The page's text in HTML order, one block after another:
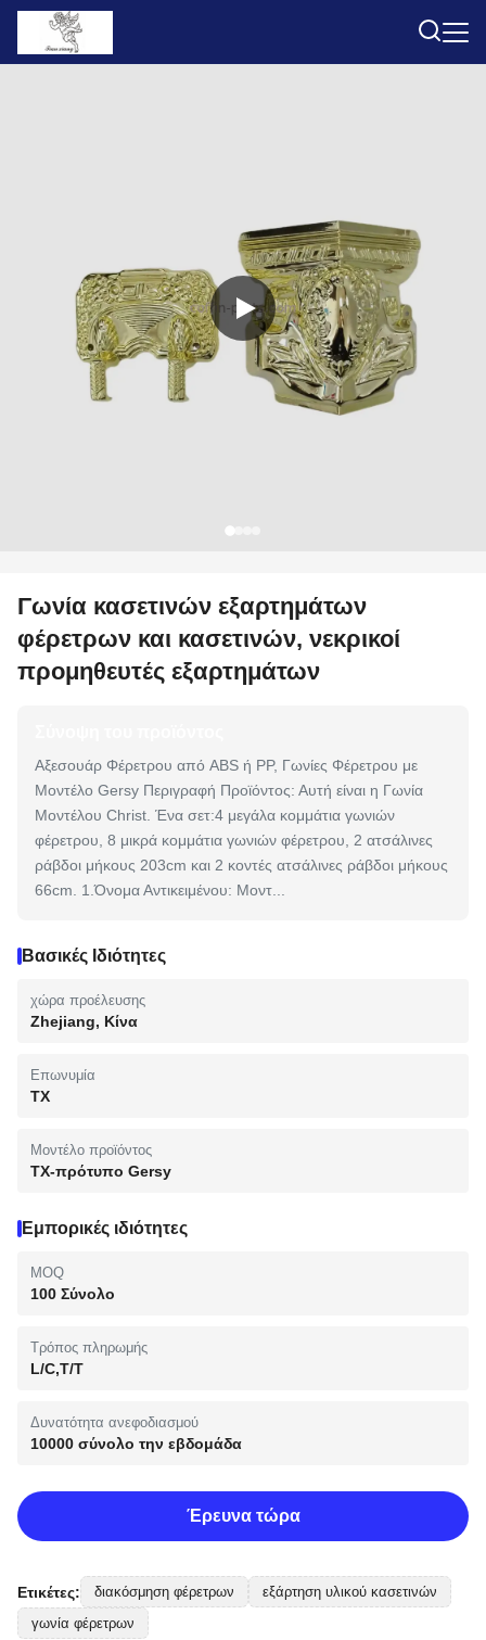
Γωνία κασετινών εξαρτημάτων
φέρετρων και κασετινών, νεκρικοί
προμηθευτές εξαρτημάτων
Αξεσουάρ Φέρετρου από ABS ή PP, Γωνίες Φέρετρου με
Μοντέλο Gersy Περιγραφή Προϊόντος: Αυτή είναι η Γωνία
Μοντέλου Christ. Ένα σετ:4 μεγάλα κομμάτια γωνιών
φέρετρου, 8 μικρά κομμάτια γωνιών φέρετρου, 2 ατσάλινες
ράβδοι μήκους 203cm και 2 κοντές ατσάλινες ράβδοι μήκους
66cm. 1.Όνομα Αντικειμένου: Μοντ...
Βασικές Ιδιότητες
χώρα προέλευσης
Zhejiang, Κίνα
Επωνυμία
TX
Μοντέλο προϊόντος
TX-πρότυπο Gersy
Εμπορικές ιδιότητες
MOQ
100 Σύνολο
Τρόπος πληρωμής
L/C,T/T
Δυνατότητα ανεφοδιασμού
10000 σύνολο την εβδομάδα
Έρευνα τώρα
Ετικέτες: διακόσμηση φέρετρων
εξάρτηση υλικού κασετινών
γωνία φέρετρων